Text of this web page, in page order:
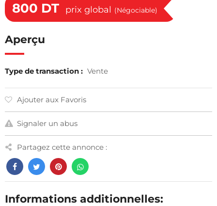
800 DT prix global (Négociable)
Aperçu
Type de transaction : Vente
Ajouter aux Favoris
Signaler un abus
Partagez cette annonce :
Informations additionnelles: